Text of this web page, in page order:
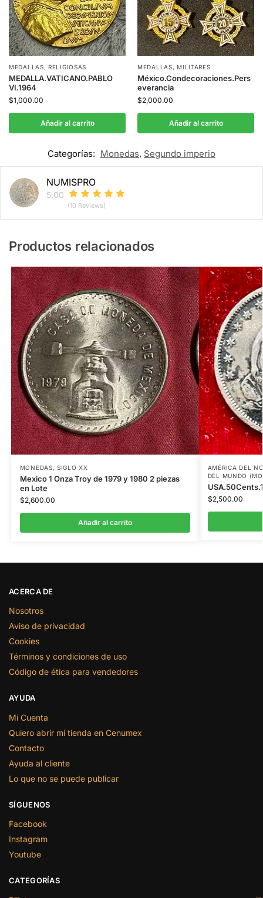
MEDALLAS,RELIGIOSAS
MEDALLA.VATICANO.PABLO
VI.1964
$1,000.00
Añadir al carrito
MEDALLAS,MILITARES
México.Condecoraciones.Pers
everancia
$2,000.00
Añadir al carrito
Categorías: Monedas, Segundo imperio
NUMISPRO
5.00
(10 Reviews)
Productos relacionados
MONEDAS,SIGLO XX
Mexico 1 Onza Troy de 1979 y 1980 2 piezas
en Lote
$2,600.00
Añadir al carrito
AMÉRICA DEL
DEL MUNDO
$2,500.00
ACERCA DE
Nosotros
Aviso de privacidad
Cookies
Términos y condiciones de uso
Código de ética para vendedores
AYUDA
Mi Cuenta
Quiero abrir mi tienda en Cenumex
Contacto
Ayuda al cliente
Lo que no se puede publicar
SÍGUENOS
Facebook
Instagram
Youtube
CATEGORÍAS